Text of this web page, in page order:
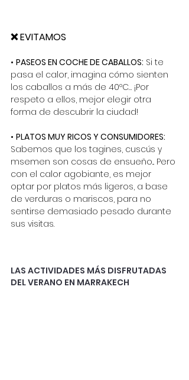
❌ EVITAMOS
• PASEOS EN COCHE DE CABALLOS: Si te
pasa el calor, imagina cómo sienten
los caballos a más de 40ºC… ¡Por
respeto a ellos, mejor elegir otra
forma de descubrir la ciudad!
• PLATOS MUY RICOS Y CONSUMIDORES:
Sabemos que los tagines, cuscús y
msemen son cosas de ensueño... Pero
con el calor agobiante, es mejor
optar por platos más ligeros, a base
de verduras o mariscos, para no
sentirse demasiado pesado durante
sus visitas.
LAS ACTIVIDADES MÁS DISFRUTADAS
DEL VERANO EN MARRAKECH